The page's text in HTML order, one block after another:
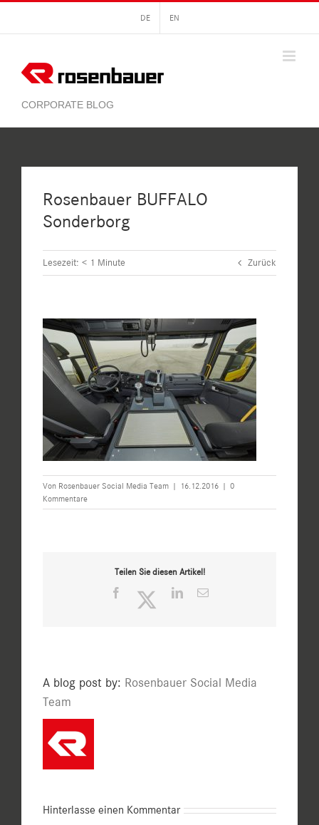
springen
DE EN
Rosenbauer BUFFALO
Sonderborg
Lesezeit: < 1 Minute Zurück
Von Rosenbauer Social Media Team | 16.12.2016 | 0
Kommentare
Teilen Sie diesen Artikel!
Facebook TwitterLinkedIn
E-
A blog post by: Rosenbauer Social Media
Team
Hinterlasse einen Kommentar